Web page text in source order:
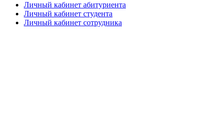
Личный кабинет абитуриента
Личный кабинет студента
Личный кабинет сотрудника